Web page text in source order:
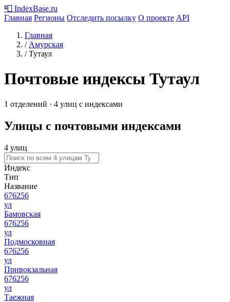
📮 IndexBase.ru
Главная Регионы Отследить посылку О проекте API
Главная
/ Амурская
/ Тутаул
Почтовые индексы Тутаул
1 отделений · 4 улиц с индексами
Улицы с почтовыми индексами
4 улиц
Индекс
Тип
Название
676256
ул
Бамовская
676256
ул
Подмосковная
676256
ул
Привокзальная
676256
ул
Таежная